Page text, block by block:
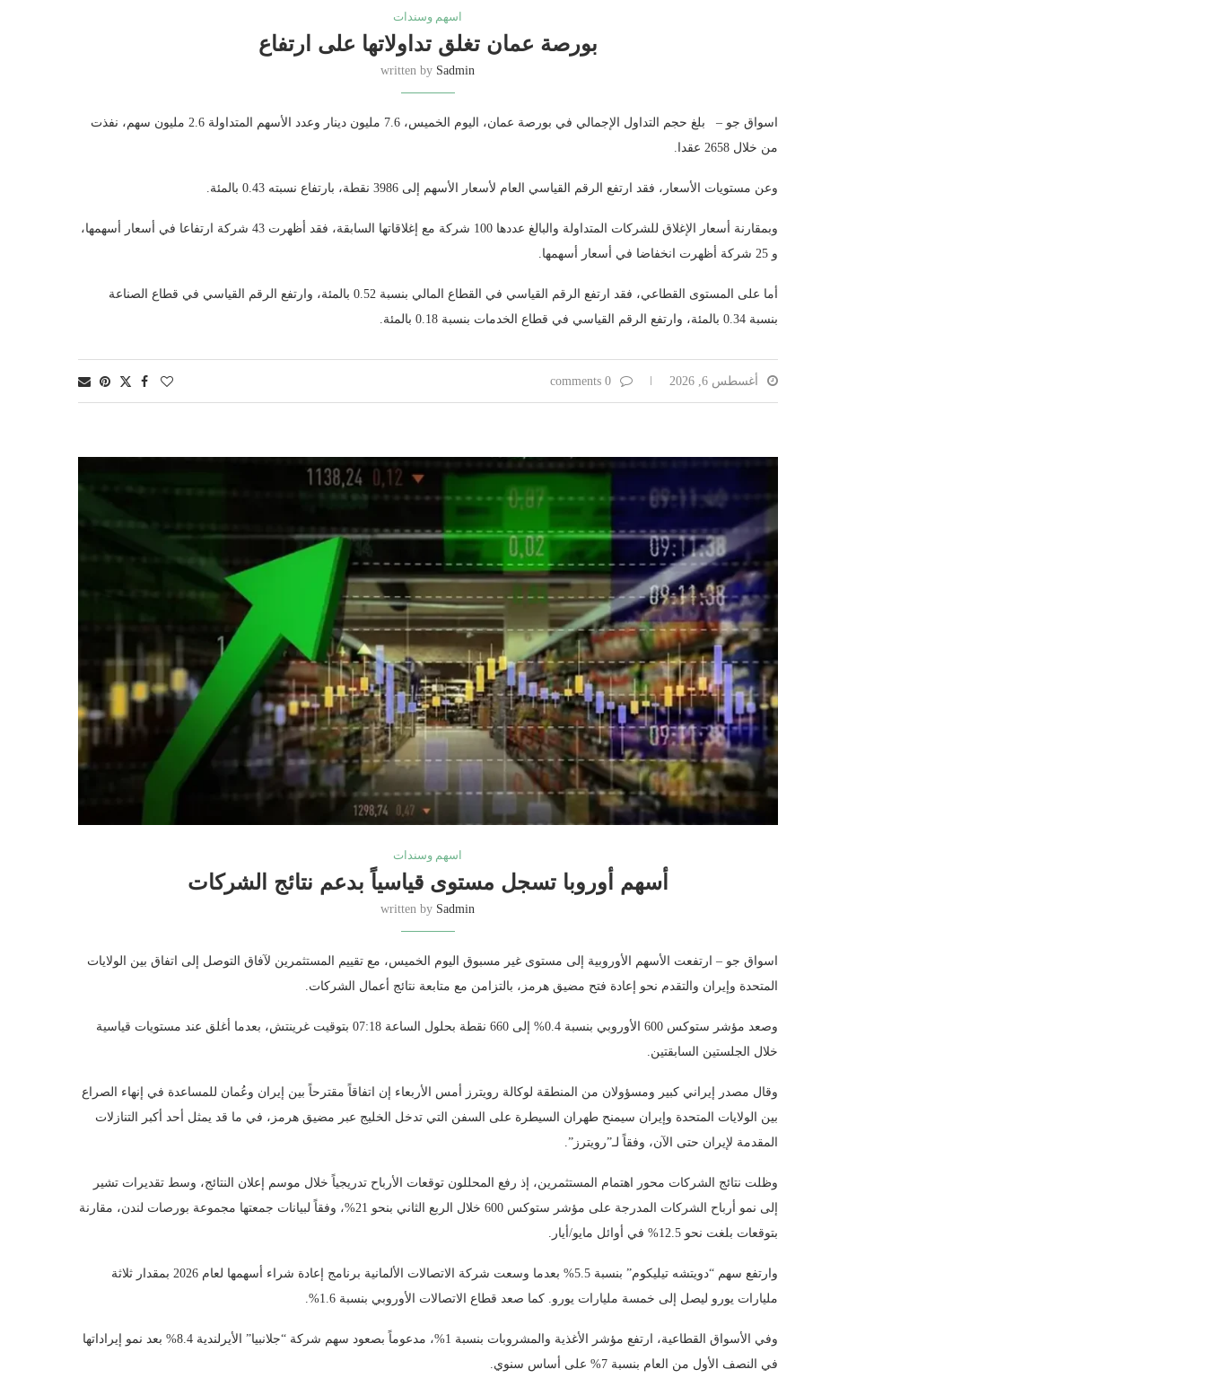
اسهم وسندات
بورصة عمان تغلق تداولاتها على ارتفاع
written by Sadmin
اسواق جو – بلغ حجم التداول الإجمالي في بورصة عمان، اليوم الخميس، 7.6 مليون دينار وعدد الأسهم المتداولة 2.6 مليون سهم، نفذت
من خلال 2658 عقدا.
وعن مستويات الأسعار، فقد ارتفع الرقم القياسي العام لأسعار الأسهم إلى 3986 نقطة، بارتفاع نسبته 0.43 بالمئة.
وبمقارنة أسعار الإغلاق للشركات المتداولة والبالغ عددها 100 شركة مع إغلاقاتها السابقة، فقد أظهرت 43 شركة ارتفاعا في أسعار أسهمها،
و 25 شركة أظهرت انخفاضا في أسعار أسهمها.
أما على المستوى القطاعي، فقد ارتفع الرقم القياسي في القطاع المالي بنسبة 0.52 بالمئة، وارتفع الرقم القياسي في قطاع الصناعة
بنسبة 0.34 بالمئة، وارتفع الرقم القياسي في قطاع الخدمات بنسبة 0.18 بالمئة.
أغسطس 6, 2026 0 comments
اسهم وسندات
أسهم أوروبا تسجل مستوى قياسياً بدعم نتائج الشركات
written by Sadmin
اسواق جو – ارتفعت الأسهم الأوروبية إلى مستوى غير مسبوق اليوم الخميس، مع تقييم المستثمرين لآفاق التوصل إلى اتفاق بين الولايات
المتحدة وإيران والتقدم نحو إعادة فتح مضيق هرمز، بالتزامن مع متابعة نتائج أعمال الشركات.
وصعد مؤشر ستوكس 600 الأوروبي بنسبة 0.4% إلى 660 نقطة بحلول الساعة 07:18 بتوقيت غرينتش، بعدما أغلق عند مستويات قياسية
خلال الجلستين السابقتين.
وقال مصدر إيراني كبير ومسؤولان من المنطقة لوكالة رويترز أمس الأربعاء إن اتفاقاً مقترحاً بين إيران وعُمان للمساعدة في إنهاء الصراع
بين الولايات المتحدة وإيران سيمنح طهران السيطرة على السفن التي تدخل الخليج عبر مضيق هرمز، في ما قد يمثل أحد أكبر التنازلات
المقدمة لإيران حتى الآن، وفقاً لـ”رويترز”.
وظلت نتائج الشركات محور اهتمام المستثمرين، إذ رفع المحللون توقعات الأرباح تدريجياً خلال موسم إعلان النتائج، وسط تقديرات تشير
إلى نمو أرباح الشركات المدرجة على مؤشر ستوكس 600 خلال الربع الثاني بنحو 21%، وفقاً لبيانات جمعتها مجموعة بورصات لندن، مقارنة
بتوقعات بلغت نحو 12.5% في أوائل مايو/أيار.
وارتفع سهم “دويتشه تيليكوم” بنسبة 5.5% بعدما وسعت شركة الاتصالات الألمانية برنامج إعادة شراء أسهمها لعام 2026 بمقدار ثلاثة
مليارات يورو ليصل إلى خمسة مليارات يورو. كما صعد قطاع الاتصالات الأوروبي بنسبة 1.6%.
وفي الأسواق القطاعية، ارتفع مؤشر الأغذية والمشروبات بنسبة 1%، مدعوماً بصعود سهم شركة “جلانبيا” الأيرلندية 8.4% بعد نمو إيراداتها
في النصف الأول من العام بنسبة 7% على أساس سنوي.